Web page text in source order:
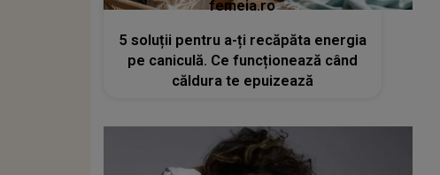
femeia.ro
5 soluții pentru a-ți recăpăta energia
pe caniculă. Ce funcționează când
căldura te epuizează